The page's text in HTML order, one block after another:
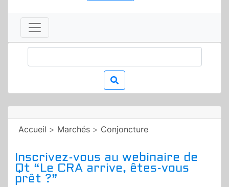
Accueil > Marchés > Conjoncture
Inscrivez-vous au webinaire de
Qt “Le CRA arrive, êtes-vous
prêt ?”